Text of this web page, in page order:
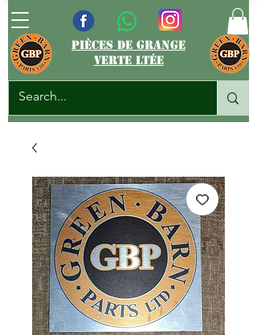
pièces de grange
verte ltée